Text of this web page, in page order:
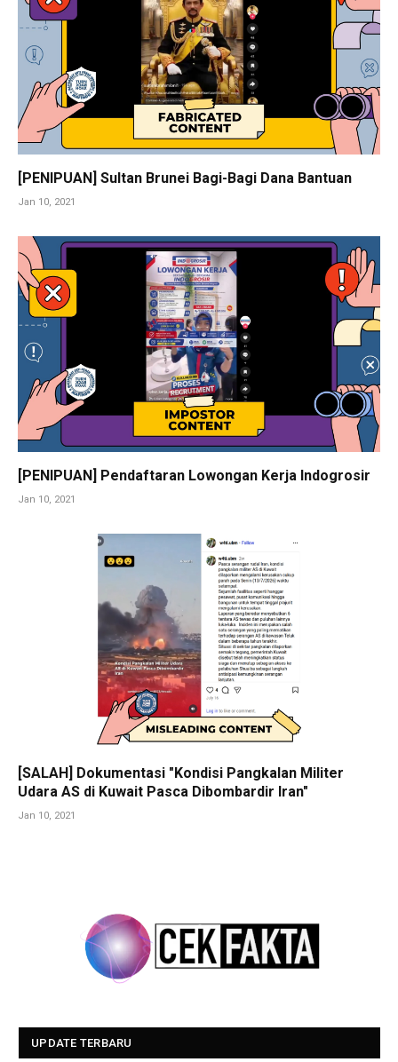
[PENIPUAN] Sultan Brunei Bagi-Bagi Dana Bantuan
Jan 10, 2021
[PENIPUAN] Pendaftaran Lowongan Kerja Indogrosir
Jan 10, 2021
[SALAH] Dokumentasi "Kondisi Pangkalan Militer
Udara AS di Kuwait Pasca Dibombardir Iran"
Jan 10, 2021
UPDATE TERBARU